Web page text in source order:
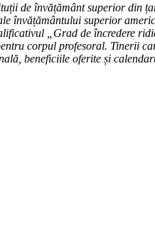
de învățământ superior din
învățământului superior
„Grad de încredere
corpul profesoral. Tinerii
beneficiile oferite și